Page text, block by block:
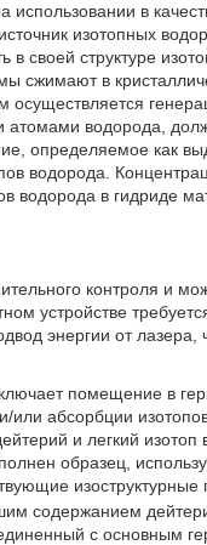
в
изотопных
в своей структуре
сжимают в
водорода,
определяемое как
водорода.
водорода в гидриде
контроля и
устройстве
энергии от лазера,
помещение в
или абсорбции
и легкий
образец,
изоструктурные
содержанием
с основным